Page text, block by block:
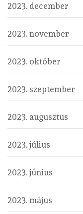
2023. december
2023. november
2023. október
2023. szeptember
2023. augusztus
2023. július
2023. június
2023. május